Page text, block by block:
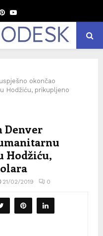
Pinterest
Youtube
okončao
Hodžiću, prikupljeno
Denver
Hodžiću,
21/02/2019 0